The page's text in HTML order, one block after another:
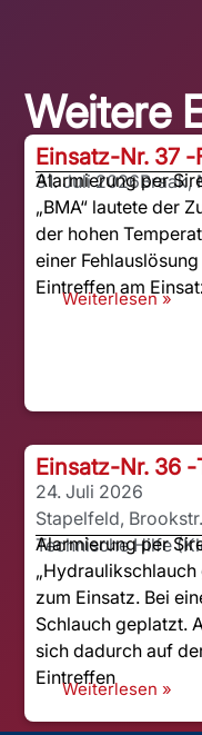
Weitere
Einsatz-Nr. 37 -
31. Juli 2026Braak,
Alarmierung per
„BMA“ lautete der
der hohen
einer
Eintreffen am
Weiterlesen »
Einsatz-Nr. 36 -
24. Juli 2026
Stapelfeld,
Technische Hilfe
Alarmierung per
zum Einsatz. Bei
Schlauch geplatzt.
sich dadurch auf
Eintreffen
Weiterlesen »